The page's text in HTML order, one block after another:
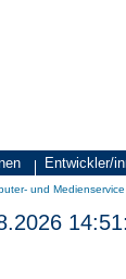
Entwickler/
und Medienservice